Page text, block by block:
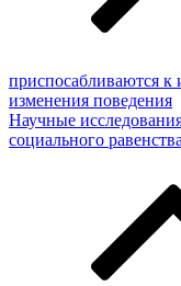
приспосабливаются к
изменения поведения
Научные
социального равенства